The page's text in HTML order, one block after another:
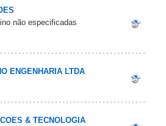
não especificadas
ENGENHARIA LTDA
& TECNOLOGIA